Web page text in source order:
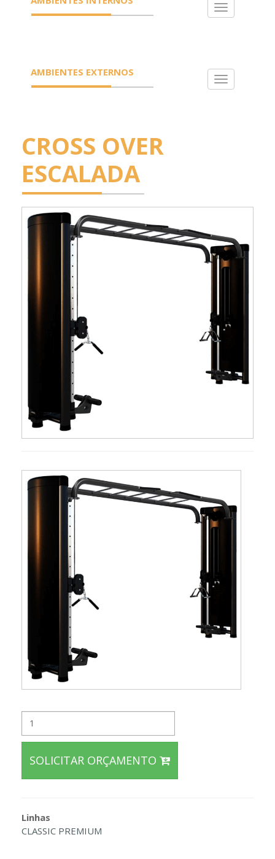
Toggle
AMBIENTES EXTERNOS
Toggle
CROSS OVER
ESCALADA
SOLICITAR ORÇAMENTO
Linhas
CLASSIC PREMIUM